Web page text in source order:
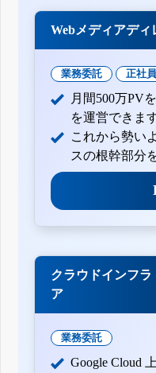
Webメディアディ
業務委託 正社員
月間500万PV
を運営できます
これから勢い
スの根幹部分
クラウドインフ
ア
業務委託
Google Cloud